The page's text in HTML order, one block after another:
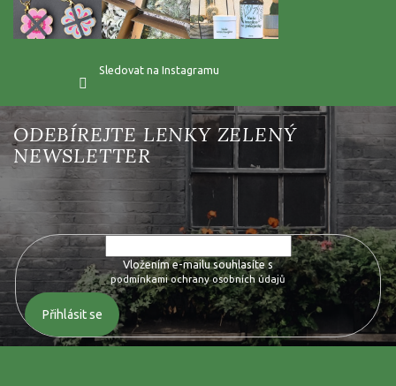
Sledovat na Instagramu
Vložte svůj e-mail a my vám budeme zasílat informace o nových
produktech na našem e-shopu.
Vložením e-mailu souhlasíte s
podmínkami ochrany osobních údajů
Přihlásit se